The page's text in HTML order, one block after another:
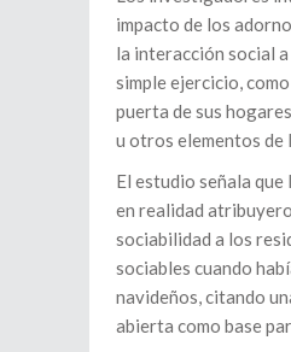
impacto de los
la interacción social
simple ejercicio,
puerta de sus
u otros elementos de
El estudio señala
en realidad
sociabilidad a los
sociables cuando
navideños, citando
abierta como base